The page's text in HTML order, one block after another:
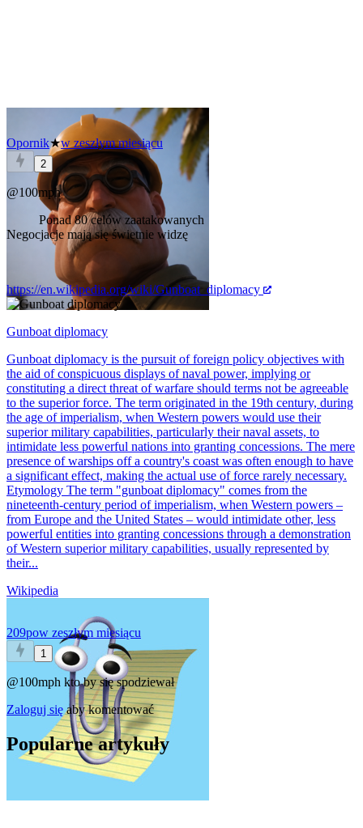
Opornik★w zeszłym miesiącu
2
@100mph
Ponad 80 celów zaatakowanych
Negocjacje mają się świetnie widzę
https://en.wikipedia.org/wiki/Gunboat_diplomacy
Gunboat diplomacy
Gunboat diplomacy is the pursuit of foreign policy objectives with
the aid of conspicuous displays of naval power, implying or
constituting a direct threat of warfare should terms not be agreeable
to the superior force. The term originated in the 19th century, during
the age of imperialism, when Western powers would use their
superior military capabilities, particularly their naval assets, to
intimidate less powerful nations into granting concessions. The mere
presence of warships off a country's coast was often enough to have
a significant effect, making the actual use of force rarely necessary.
Etymology The term "gunboat diplomacy" comes from the
nineteenth-century period of imperialism, when Western powers –
from Europe and the United States – would intimidate other, less
powerful entities into granting concessions through a demonstration
of Western superior military capabilities, usually represented by
their...
Wikipedia
209pow zeszłym miesiącu
1
@100mph kto by się spodziewał
Zaloguj sięaby komentować
Popularne artykuły